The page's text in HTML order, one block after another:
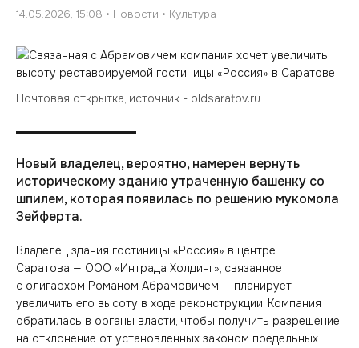
14.05.2026, 15:08 Новости Культура
Почтовая открытка, источник - oldsaratov.ru
Новый владелец, вероятно, намерен вернуть
историческому зданию утраченную башенку со
шпилем, которая появилась по решению мукомола
Зейферта.
Владелец здания гостиницы «Россия» в центре
Саратова — ООО «Интрада Холдинг», связанное
с олигархом Романом Абрамовичем — планирует
увеличить его высоту в ходе реконструкции. Компания
обратилась в органы власти, чтобы получить разрешение
на отклонение от установленных законом предельных